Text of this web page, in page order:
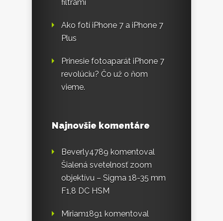
filtrami
Ako fotí iPhone 7 a iPhone 7
Plus
Prinesie fotoaparát iPhone 7
revolúciu? Čo už o ňom
vieme.
Najnovšie komentáre
Beverly4789 komentoval
Šialená svetelnosť zoom
objektívu – Sigma 18-35 mm
F1,8 DC HSM
Miriam1891 komentoval